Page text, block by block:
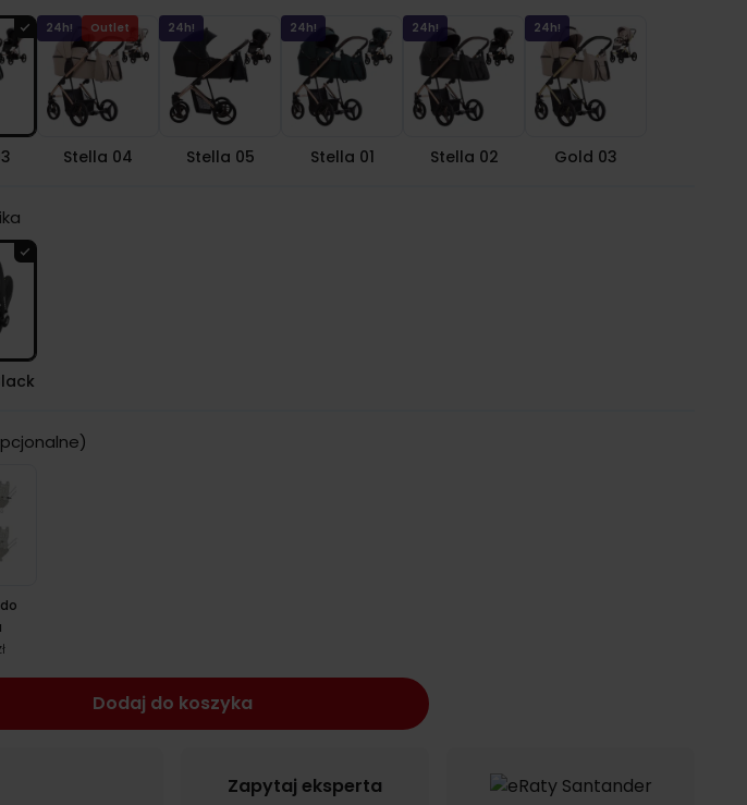
24h! Outlet
Stella 04
24h!
Stella 05
24h!
Stella 01
24h!
Stella 02
24h!
Gold 03
Dodaj do koszyka
Zapytaj eksperta